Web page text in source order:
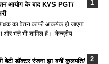
आयोग के बाद KVS PGT/
का वेतन काफी आकर्षक हो जाएगा
भत्ते भी शामिल हैं। केन्द्रीय
डॉक्टर रंजना झा बनीं कुलपति/